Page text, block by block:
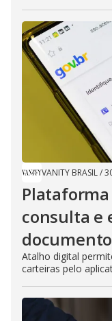
VANITY BRASIL/
Plataforma
consulta e
Atalho digital
carteiras pelo